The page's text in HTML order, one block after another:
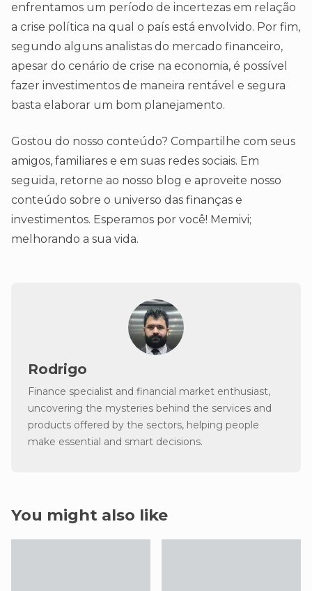
enfrentamos um período de incertezas em relação
a crise política na qual o país está envolvido. Por fim,
segundo alguns analistas do mercado financeiro,
apesar do cenário de crise na economia, é possível
fazer investimentos de maneira rentável e segura
basta elaborar um bom planejamento.
Gostou do nosso conteúdo? Compartilhe com seus
amigos, familiares e em suas redes sociais. Em
seguida, retorne ao nosso blog e aproveite nosso
conteúdo sobre o universo das finanças e
investimentos. Esperamos por você! Memivi;
melhorando a sua vida.
Rodrigo
Finance specialist and financial market enthusiast,
uncovering the mysteries behind the services and
products offered by the sectors, helping people
make essential and smart decisions.
You might also like